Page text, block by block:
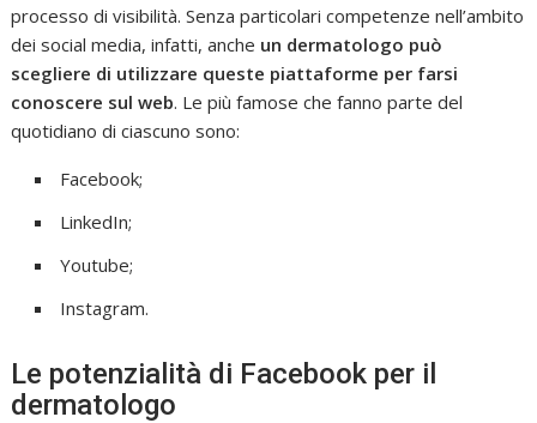
processo di visibilità. Senza particolari competenze nell’ambito
dei social media, infatti, anche un dermatologo può
scegliere di utilizzare queste piattaforme per farsi
conoscere sul web. Le più famose che fanno parte del
quotidiano di ciascuno sono:
Facebook;
LinkedIn;
Youtube;
Instagram.
Le potenzialità di Facebook per il
dermatologo